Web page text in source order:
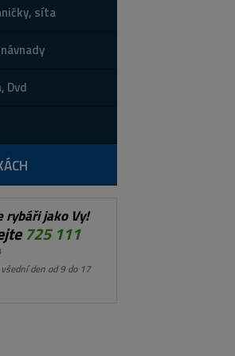
síta
Dvd
rybáři jako Vy!
725 111
den od 9 do 17